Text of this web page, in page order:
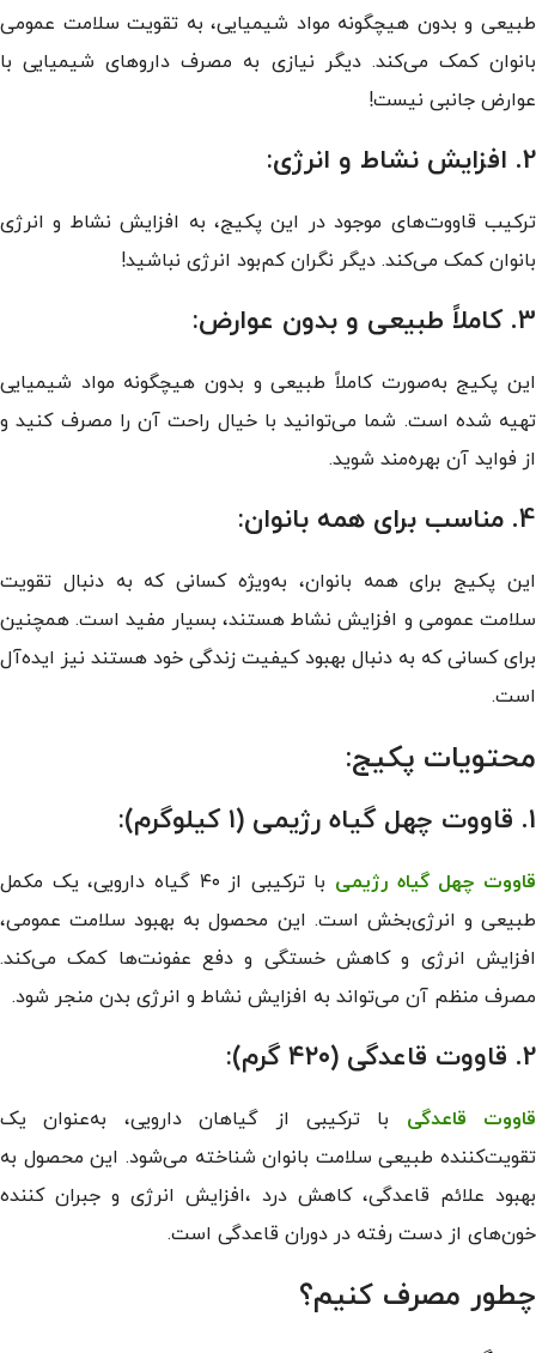
طبیعی و بدون هیچگونه مواد شیمیایی، به تقویت سلامت عمومی
بانوان کمک می‌کند. دیگر نیازی به مصرف داروهای شیمیایی با
عوارض جانبی نیست!
2. افزایش نشاط و انرژی:
ترکیب قاووت‌های موجود در این پکیج، به افزایش نشاط و انرژی
بانوان کمک می‌کند. دیگر نگران کم‌بود انرژی نباشید!
3. کاملاً طبیعی و بدون عوارض:
این پکیج به‌صورت کاملاً طبیعی و بدون هیچگونه مواد شیمیایی
تهیه شده است. شما می‌توانید با خیال راحت آن را مصرف کنید و
از فواید آن بهره‌مند شوید.
4. مناسب برای همه بانوان:
این پکیج برای همه بانوان، به‌ویژه کسانی که به دنبال تقویت
سلامت عمومی و افزایش نشاط هستند، بسیار مفید است. همچنین
برای کسانی که به دنبال بهبود کیفیت زندگی خود هستند نیز ایده‌آل
است.
محتویات پکیج:
1. قاووت چهل گیاه رژیمی (۱ کیلوگرم):
قاووت چهل گیاه رژیمی
با ترکیبی از ۴۰ گیاه دارویی، یک مکمل
طبیعی و انرژی‌بخش است. این محصول به بهبود سلامت عمومی،
افزایش انرژی و کاهش خستگی و دفع عفونت‌ها کمک می‌کند.
مصرف منظم آن می‌تواند به افزایش نشاط و انرژی بدن منجر شود.
2. قاووت قاعدگی (۴۲۰ گرم):
قاووت قاعدگی با ترکیبی از گیاهان دارویی، به‌عنوان یک
تقویت‌کننده طبیعی سلامت بانوان شناخته می‌شود. این محصول به
بهبود علائم قاعدگی، کاهش درد ،افزایش انرژی و جبران کننده
خون‌های از دست رفته در دوران قاعدگی است.
چطور مصرف کنیم؟